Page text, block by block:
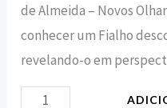
de Almeida – Novos
conhecer um Fialho
revelando-o em